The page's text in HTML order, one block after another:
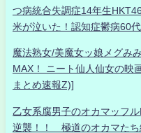
つ病統合失調症14年生
米が泣いた！認知症鬱病60
魔法熟女/美魔女ッ娘メグみ
MAX！ ニート仙人仙女の映
まとめ速報Z)]
乙女系腐男子のオカマッフ
逆襲！！ 極道のオカマたち